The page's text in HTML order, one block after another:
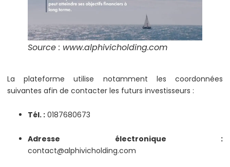
Source : www.alphivicholding.com
La plateforme utilise notamment les coordonnées
suivantes afin de contacter les futurs investisseurs :
Tél. : 0187680673
Adresse électronique :
contact@alphivicholding.com